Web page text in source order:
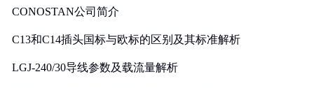
CONOSTAN公司简介
C13和C14插头国标与欧标的区别及其标准解析
LGJ-240/30导线参数及载流量解析